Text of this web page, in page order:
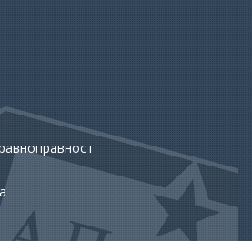
ЗАПОШЉАВАЊУ
ЖИВОТЕ: УПРИЛИЧЕН
ДАВАОЦЕ КРВИ